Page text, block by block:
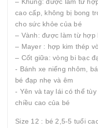
cao cấp, không bị bong
cho sức khỏe của bé
– Vành: được làm từ hợp
– Mayer : hợp kim thép
– Cốt giữa: vòng bi bạc
- Bánh xe niếng nhôm,
bé đạp nhẹ và êm
- Yên và tay lái có thể
chiều cao của bé
Size 12 : bé 2,5-5 tuổi